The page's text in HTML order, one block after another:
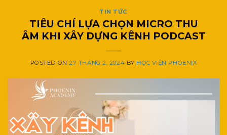
TIN TỨC
TIÊU CHÍ LỰA CHỌN MICRO THU
ÂM KHI XÂY DỰNG KÊNH PODCAST
POSTED ON27 THÁNG 2, 2024 BY HỌC VIỆN PHOENIX